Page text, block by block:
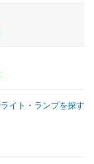
イト・ランプを探す